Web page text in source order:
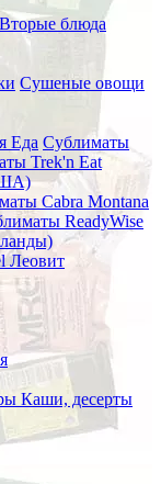
Вторые блюда
Сушеные овощи
Еда Сублиматы
Trek'n Eat
Cabra Montana
ReadyWise
Леовит
Каши, десерты